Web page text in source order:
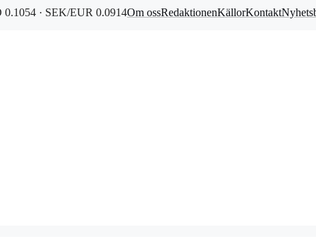
0.1054 · SEK/EUR 0.0914Om ossRedaktionenKällorKontakt